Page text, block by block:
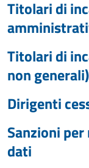
Titolari di
Titolari di
non generali)
Dirigenti
Sanzioni
dati